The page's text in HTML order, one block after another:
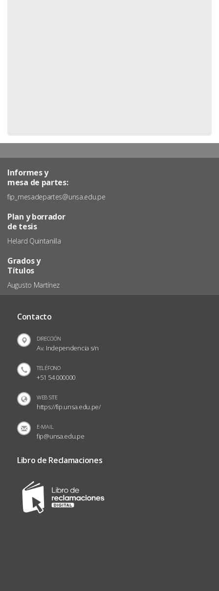
Informes y
mesa de partes:
fip_mesadepartes@unsa.edu.pe
Plan y borrador
de tesis
Helard Quintanilla
Grados y
Títulos
Augusto Martínez
Contacto
DIRECCIÓN
Av. Independencia s/n
TELÉFONO
+51 54 000000
WEB SITE
https://fip.unsa.edu.pe/
E-MAIL
fip@unsa.edu.pe
Libro de Reclamaciones